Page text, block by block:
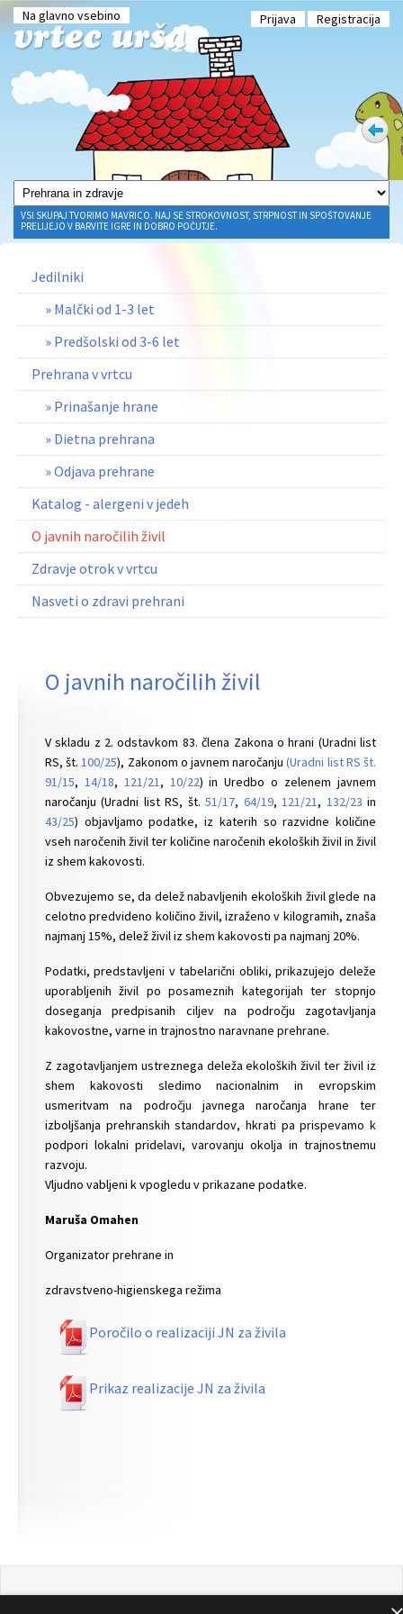
Na glavno vsebino Prijava Registracija
VSI SKUPAJ TVORIMO MAVRICO. NAJ SE STROKOVNOST, STRPNOST IN SPOŠTOVANJE
PRELIJEJO V BARVITE IGRE IN DOBRO POČUTJE.
Jedilniki
» Malčki od 1-3 let
» Predšolski od 3-6 let
Prehrana v vrtcu
» Prinašanje hrane
» Dietna prehrana
» Odjava prehrane
Katalog - alergeni v jedeh
O javnih naročilih živil
Zdravje otrok v vrtcu
Nasveti o zdravi prehrani
O javnih naročilih živil
V skladu z 2. odstavkom 83. člena Zakona o hrani (Uradni list
RS, št.100/25), Zakonom o javnem naročanju(Uradni list RS št.
91/15, 14/18, 121/21, 10/22) in Uredbo o zelenem javnem
naročanju (Uradni list RS, št.51/17, 64/19,121/21, 132/23 in
43/25) objavljamo podatke, iz katerih so razvidne količine
vseh naročenih živil ter količine naročenih ekoloških živil in živil
iz shem kakovosti.
Obvezujemo se, da delež nabavljenih ekoloških živil glede na
celotno predvideno količino živil, izraženo v kilogramih, znaša
najmanj 15%, delež živil iz shem kakovosti pa najmanj 20%.
Podatki, predstavljeni v tabelarični obliki, prikazujejo deleže
uporabljenih živil po posameznih kategorijah ter stopnjo
doseganja predpisanih ciljev na področju zagotavljanja
kakovostne, varne in trajnostno naravnane prehrane.
Z zagotavljanjem ustreznega deleža ekoloških živil ter živil iz
shem kakovosti sledimo nacionalnim in evropskim
usmeritvam na področju javnega naročanja hrane ter
izboljšanja prehranskih standardov, hkrati pa prispevamo k
podpori lokalni pridelavi, varovanju okolja in trajnostnemu
razvoju.
Vljudno vabljeni k vpogledu v prikazane podatke.
Maruša Omahen
Organizator prehrane in
zdravstveno-higienskega režima
Poročilo o realizaciji JN za živila
Prikaz realizacije JN za živila